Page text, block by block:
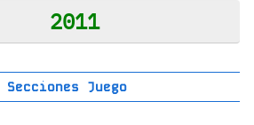
2011
Secciones Juego